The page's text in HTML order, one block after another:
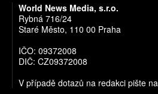
World News Media, s.r.o.
Rybná 716/24
Staré Město, 110 00 Praha
IČO: 09372008
DIČ: CZ09372008
V případě dotazů na redakci pište na